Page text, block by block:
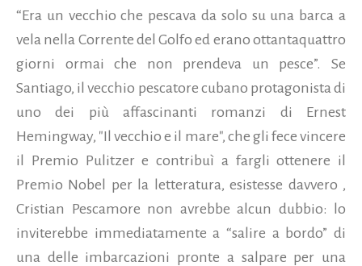
“Era un vecchio che pescava da solo su una barca a
vela nella Corrente del Golfo ed erano ottantaquattro
giorni ormai che non prendeva un pesce”. Se
Santiago, il vecchio pescatore cubano protagonista di
uno dei più affascinanti romanzi di Ernest
Hemingway, "Il vecchio e il mare", che gli fece vincere
il Premio Pulitzer e contribuì a fargli ottenere il
Premio Nobel per la letteratura, esistesse davvero ,
Cristian Pescamore non avrebbe alcun dubbio: lo
inviterebbe immediatamente a “salire a bordo” di
una delle imbarcazioni pronte a salpare per una